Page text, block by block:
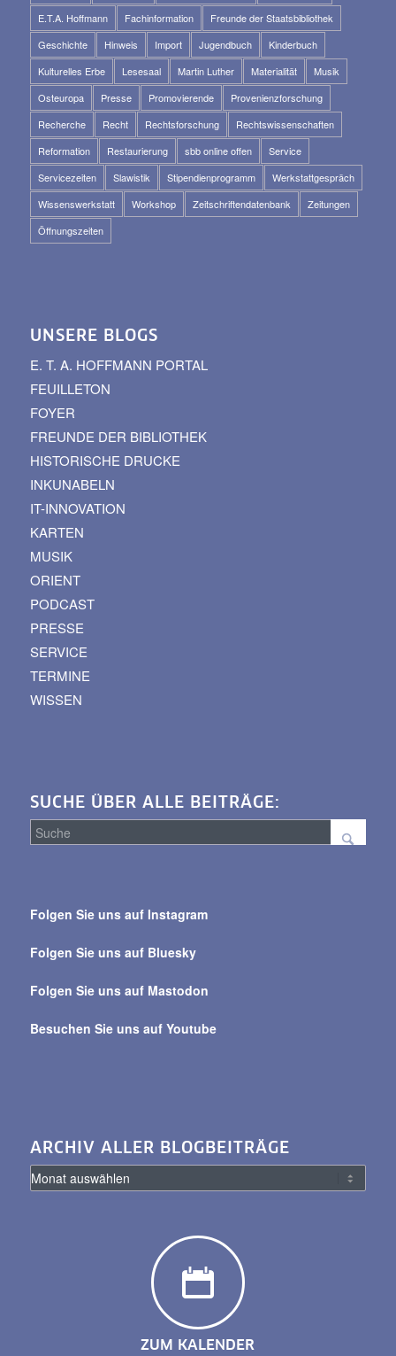
E.T.A. Hoffmann
Fachinformation
Freunde der Staatsbibliothek
Geschichte
Hinweis Import Jugendbuch
Kinderbuch
Kulturelles Erbe
Lesesaal Martin Luther Materialität
Musik
Osteuropa
Presse Promovierende
Provenienzforschung
Recherche
Recht Rechtsforschung
Rechtswissenschaften
Reformation
Restaurierung sbb online offen
Service
Servicezeiten
Slawistik Stipendienprogramm
Werkstattgespräch
Wissenswerkstatt
Workshop Zeitschriftendatenbank
Zeitungen
Öffnungszeiten
UNSERE BLOGS
E. T. A. HOFFMANN PORTAL
FEUILLETON
FOYER
FREUNDE DER BIBLIOTHEK
HISTORISCHE DRUCKE
INKUNABELN
IT-INNOVATION
KARTEN
MUSIK
ORIENT
PODCAST
PRESSE
SERVICE
TERMINE
WISSEN
SUCHE ÜBER ALLE BEITRÄGE:
alle
Folgen Sie uns auf Instagram
Folgen Sie uns auf Bluesky
Folgen Sie uns auf Mastodon
Besuchen Sie uns auf Youtube
ARCHIV ALLER BLOGBEITRÄGE
ZUM KALENDER